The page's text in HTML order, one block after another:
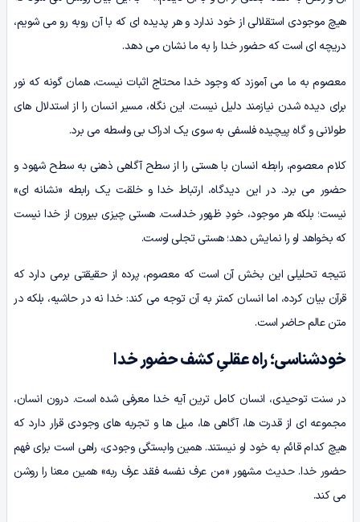
هیچ موجودی استقلالی از خود ندارد و هر پدیده ای که با آن روبه رو می شویم،
دریچه ای است که حضور خدا را به ما نشان می دهد.
معصوم به ما می آموزد که وجود خدا محتاج اثبات نیست، همان گونه که نور
برای دیده شدن نیازمند دلیل نیست. این نگاه، مسیر انسان را از استدلال های
طولانی و گاه پیچیده فلسفی به سوی یک ادراک بی واسطه می برد.
کلام معصوم، رابطه انسان با هستی را از سطح آگاهی ذهنی به سطح شهود و
حضور می برد. در این دیدگاه، ارتباط خدا و خلقت یک رابطه «نشانه ای»
نیست؛ بلکه هر موجود، خودِ ظهور خداست. هستی چیزی بیرون از خدا نیست
که بخواهد او را نمایش دهد؛ هستی تجلی اوست.
نتیجه تحلیلی این بخش آن است که معصوم، پرده از حقیقتی برمی دارد که
قرآن بیان کرده، اما انسان کمتر به آن توجه می کند: خدا نه در حاشیه، بلکه در
متن عالم حاضر است.
خودشناسی؛ راه عقلیِ کشف حضور خدا
در سنت توحیدی، انسان کامل ترین آیه خدا معرفی شده است. درون انسان،
مجموعه ای از قدرت ها، آگاهی ها، میل ها و تجربه های وجودی قرار دارد که
هیچ کدام قائم به خود او نیستند. همین وابستگی وجودی، راهی است برای فهم
حضور خدا. حدیث مشهور «من عرف نفسه فقد عرف ربه» همین معنا را روشن
می کند.